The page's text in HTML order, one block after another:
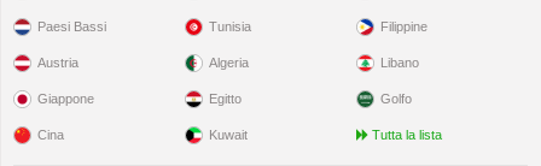
Paesi Bassi
Austria
Giappone
Cina
Tunisia
Algeria
Egitto
Kuwait
Filippine
Libano
Golfo
Tutta la lista